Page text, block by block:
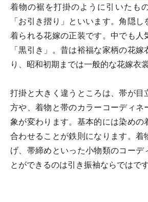
着物の裾を打掛のように引いたも
「お引き摺り」といいます。角隠
着られる花嫁の正装です。中でも人
「黒引き」。昔は裕福な家柄の花
り、昭和初期までは一般的な花嫁衣
打掛と大きく違うところは、帯が目
方や、着物と帯のカラーコーディネ
象が変わります。基本的には染めの
合わせることが鉄則になります。着
げ、帯締めといった小物類のコーデ
とができるのは引き振袖ならではです